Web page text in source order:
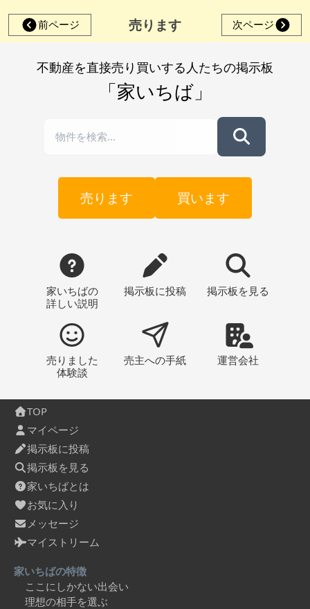
前ページ 売ります 次ページ
不動産を直接売り買いする人たちの掲示板
「家いちば」
売ります 買います
家いちばの
詳しい説明
掲示板に投稿 掲示板 を見る
売りました
体験談
売主への手紙 運営会社
TOP
マイページ
掲示板に投稿
掲示板を見る
家いちばとは
お気に入り
メッセージ
マイストリーム
家いちばの特徴
ここにしかない出会い
理想の相手を選ぶ